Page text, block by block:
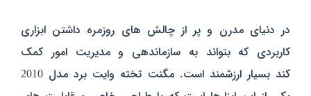
در دنیای مدرن و پر از چالش‌ های روزمره داشتن ابزاری
کاربردی که بتواند به سازماندهی و مدیریت امور کمک
کند بسیار ارزشمند است. مگنت تخته وایت برد مدل 2010